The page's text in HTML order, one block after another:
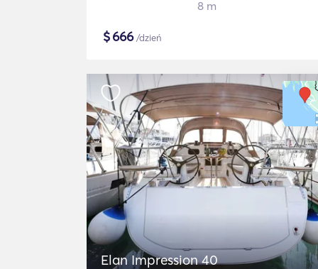
8 m
$666/dzień
Elan Impression 40